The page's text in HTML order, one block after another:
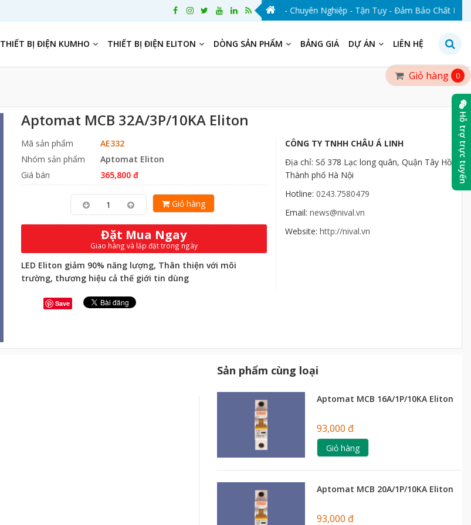
Giỏ hàng 0
NIVAL VIỆT NAM - Chuyên Nghiệp - Tận Tụy - Đảm Bảo Chất
THIẾT BỊ ĐIỆN KUMHO THIẾT BỊ ĐIỆN ELITON DÒNG SẢN PHẨM BẢNG GIÁ DỰ ÁN LIÊN HỆ
Aptomat MCB 32A/3P/10KA Eliton
Mã sản phẩm
AE332
Nhóm sản phẩm
Aptomat Eliton
Giá bán
365,800 đ
Giỏ hàng
Đặt Mua Ngay
Giao hàng và lắp đặt trong ngày
LED Eliton giảm 90% năng lượng, Thân thiện với môi
trường, thương hiệu cả thế giới tin dùng
CÔNG TY TNHH CHÂU Á LINH
Địa chỉ: Số 378 Lạc long quân, Quận Tây Hồ,
Thành phố Hà Nội
Hotline: 0243.7580479
Email: news@nival.vn
Website: http://nival.vn
Save
Sản phẩm cùng loại
Aptomat MCB 16A/1P/10KA Eliton
93,000 đ
Giỏ hàng
Aptomat MCB 20A/1P/10KA Eliton
93,000 đ
Hỗ trợ trực tuyến